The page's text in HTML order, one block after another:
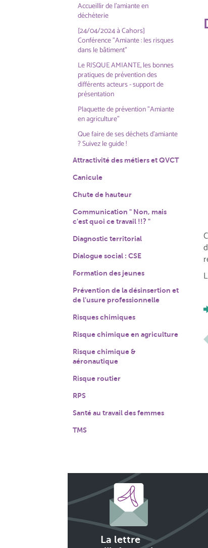
Accueillir de l'amiante en
déchèterie
[24/04/2024 à Cahors]
Conférence "Amiante : les risques
dans le bâtiment"
Le RISQUE AMIANTE, les bonnes
pratiques de prévention des
différents acteurs - support de
présentation
Plaquette de prévention "Amiante
en agriculture"
Que faire de ses déchets d'amiante
? Suivez le guide !
Attractivité des métiers et QVCT
Canicule
Chute de hauteur
Communication " Non, mais
c'est quoi ce travail !!? "
Diagnostic territorial
Dialogue social : CSE
Formation des jeunes
Prévention de la désinsertion et
de l'usure professionnelle
Risques chimiques
Risque chimique en agriculture
Risque chimique &
aéronautique
Risque routier
RPS
Santé au travail des femmes
TMS
La lettre